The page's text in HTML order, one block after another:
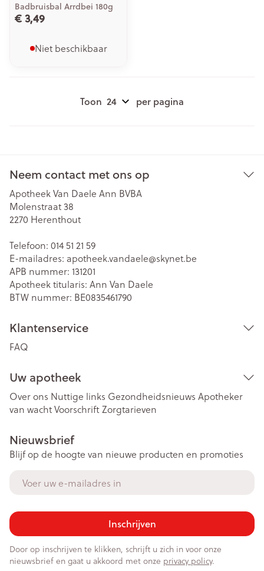
Badbruisbal Arrdbei 180g
€ 3,49
Niet beschikbaar
Toon per pagina
Neem contact met ons op
Apotheek Van Daele Ann BVBA
Molenstraat 38
2270 Herenthout
Telefoon: 014 51 21 59
E-mailadres: apotheek.vandaele@skynet.be
APB nummer: 131201
Apotheek titularis: Ann Van Daele
BTW nummer: BE0835461790
Klantenservice
FAQ
Uw apotheek
Over ons Nuttige links Gezondheidsnieuws Apotheker
van wachtVoorschriftZorgtarieven
Nieuwsbrief
Blijf op de hoogte van nieuwe producten en promoties
Inschrijven
Door op inschrijven te klikken, schrijft u zich in voor onze
nieuwsbrief en gaat u akkoord met onze privacy policy.